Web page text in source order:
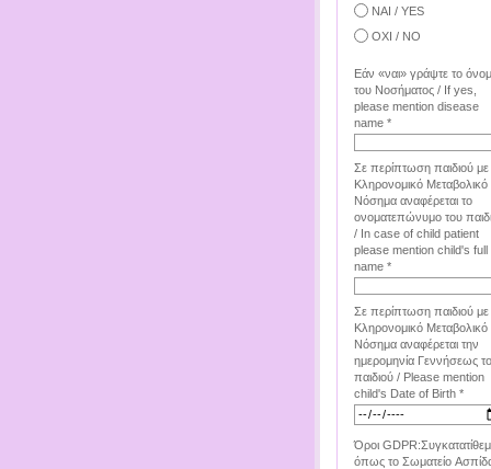
ΝΑΙ / YES
ΟΧΙ / NO
Εάν «ναι» γράψτε το
του Νοσήματος / If yes,
please mention disease
name *
Σε περίπτωση παιδιού με
Κληρονομικό Μεταβολικό
Νόσημα αναφέρεται το
ονοματεπώνυμο του
/ In case of child patient
please mention child's full
name *
Σε περίπτωση παιδιού με
Κληρονομικό Μεταβολικό
Νόσημα αναφέρεται την
ημερομηνία Γεννήσεως
παιδιού / Please mention
child's Date of Birth *
Όροι
όπως το Σωματείο